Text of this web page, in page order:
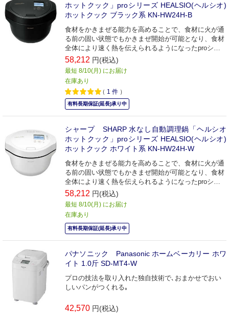
ホットクック」proシリーズ HEALSIO(ヘルシオ)
ホットクック ブラック系 KN-HW24H-B
食材をかきまぜる能力を高めることで、食材に火が通
る前の固い状態でもかきまぜ開始が可能となり、食材
全体により速く熱を伝えられるようになったproシリ
ーズ。
58,212 円(税込)
最短 8/10(月) にお届け
在庫あり
（ 1 件 ）
有料長期保証(延長)承り中
シャープ SHARP 水なし自動調理鍋「ヘルシオ
ホットクック」proシリーズ HEALSIO(ヘルシオ)
ホットクック ホワイト系 KN-HW24H-W
食材をかきまぜる能力を高めることで、食材に火が通
る前の固い状態でもかきまぜ開始が可能となり、食材
全体により速く熱を伝えられるようになったproシリ
ーズ。
58,212 円(税込)
最短 8/10(月) にお届け
在庫あり
有料長期保証(延長)承り中
パナソニック Panasonic ホームベーカリー ホワ
イト 1.0斤 SD-MT4-W
プロの技法を取り入れた独自技術で､おまかせでおい
しいパンがつくれる｡
42,570 円(税込)